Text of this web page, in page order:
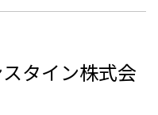
タイン株式会